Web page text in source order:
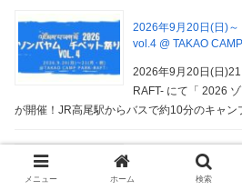
2026年9月20日(日)～
vol.4 @ TAKAO
2026年9月20日(日
RAFT- にて「 2026
が開催！JR高尾駅からバスで約10分のキャ
2026年9月17日(木)
り @ さいたま新都心
メニュー ホーム 検索